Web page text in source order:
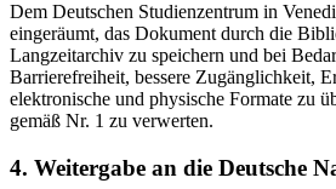
Dem Deutschen Studienzentrum in
eingeräumt, das Dokument durch die
Langzeitarchiv zu speichern und bei
Barrierefreiheit, bessere Zugänglichkeit,
elektronische und physische Formate zu
gemäß Nr. 1 zu verwerten.
4. Weitergabe an die Deutsche